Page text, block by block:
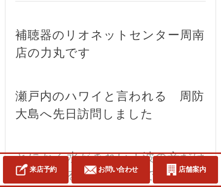
来店予約 お問い合わせ 店舗案内
補聴器のリオネットセンター周南
店の力丸です
瀬戸内のハワイと言われる 周防
大島へ先日訪問しました
とにかく水がきれい！波の音だけ
が聞こえるのどかな所でした